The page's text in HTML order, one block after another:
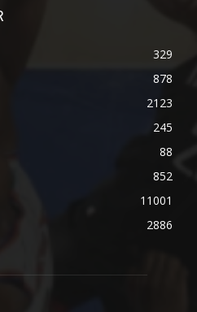
329
878
2123
245
88
852
11001
2886